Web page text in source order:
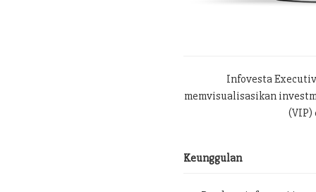
Infovesta
memvisualisasikan
(VIP)
Keunggulan